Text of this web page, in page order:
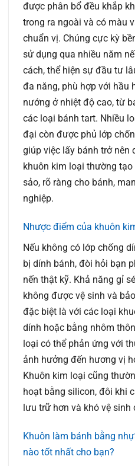
được phân bổ đều khắp
trong ra ngoài và có màu
chuẩn vị. Chúng cực kỳ
sử dụng qua nhiều năm
cách, thể hiện sự đầu tư
đa năng, phù hợp với hầu
nướng ở nhiệt độ cao, từ
các loại bánh tart. Nhiều
đại còn được phủ lớp
giúp việc lấy bánh trở nên
khuôn kim loại thường
sảo, rõ ràng cho bánh,
nghiệp.
Nhược điểm của khuôn
Nếu không có lớp chống
bị dính bánh, đòi hỏi bạn
nến thật kỹ. Khả năng gỉ
không được vệ sinh và
đặc biệt là với các loại
dính hoặc bằng nhôm
loại có thể phản ứng với
ảnh hưởng đến hương vị
Khuôn kim loại cũng
hoạt bằng silicon, đôi khi
lưu trữ hơn và khó vệ sinh
Khuôn làm bánh bằng
nào tốt nhất cho bạn?